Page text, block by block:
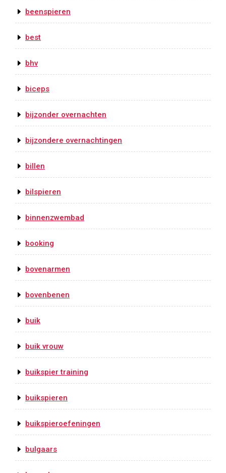
beenspieren
best
bhv
biceps
bijzonder overnachten
bijzondere overnachtingen
billen
bilspieren
binnenzwembad
booking
bovenarmen
bovenbenen
buik
buik vrouw
buikspier training
buikspieren
buikspieroefeningen
bulgaars